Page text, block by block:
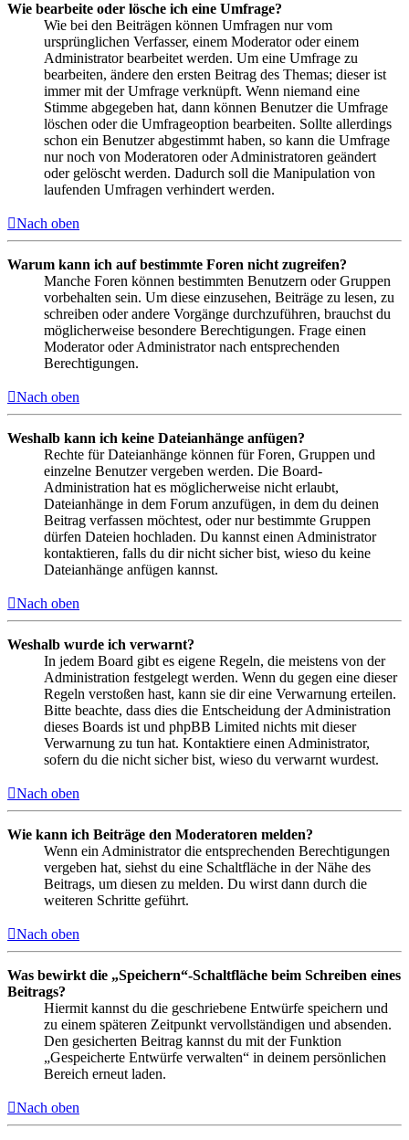
Wie bearbeite oder lösche ich eine Umfrage?
Wie bei den Beiträgen können Umfragen nur vom
ursprünglichen Verfasser, einem Moderator oder einem
Administrator bearbeitet werden. Um eine Umfrage zu
bearbeiten, ändere den ersten Beitrag des Themas; dieser ist
immer mit der Umfrage verknüpft. Wenn niemand eine
Stimme abgegeben hat, dann können Benutzer die Umfrage
löschen oder die Umfrageoption bearbeiten. Sollte allerdings
schon ein Benutzer abgestimmt haben, so kann die Umfrage
nur noch von Moderatoren oder Administratoren geändert
oder gelöscht werden. Dadurch soll die Manipulation von
laufenden Umfragen verhindert werden.
Nach oben
Warum kann ich auf bestimmte Foren nicht zugreifen?
Manche Foren können bestimmten Benutzern oder Gruppen
vorbehalten sein. Um diese einzusehen, Beiträge zu lesen, zu
schreiben oder andere Vorgänge durchzuführen, brauchst du
möglicherweise besondere Berechtigungen. Frage einen
Moderator oder Administrator nach entsprechenden
Berechtigungen.
Nach oben
Weshalb kann ich keine Dateianhänge anfügen?
Rechte für Dateianhänge können für Foren, Gruppen und
einzelne Benutzer vergeben werden. Die Board-
Administration hat es möglicherweise nicht erlaubt,
Dateianhänge in dem Forum anzufügen, in dem du deinen
Beitrag verfassen möchtest, oder nur bestimmte Gruppen
dürfen Dateien hochladen. Du kannst einen Administrator
kontaktieren, falls du dir nicht sicher bist, wieso du keine
Dateianhänge anfügen kannst.
Nach oben
Weshalb wurde ich verwarnt?
In jedem Board gibt es eigene Regeln, die meistens von der
Administration festgelegt werden. Wenn du gegen eine dieser
Regeln verstoßen hast, kann sie dir eine Verwarnung erteilen.
Bitte beachte, dass dies die Entscheidung der Administration
dieses Boards ist und phpBB Limited nichts mit dieser
Verwarnung zu tun hat. Kontaktiere einen Administrator,
sofern du die nicht sicher bist, wieso du verwarnt wurdest.
Nach oben
Wie kann ich Beiträge den Moderatoren melden?
Wenn ein Administrator die entsprechenden Berechtigungen
vergeben hat, siehst du eine Schaltfläche in der Nähe des
Beitrags, um diesen zu melden. Du wirst dann durch die
weiteren Schritte geführt.
Nach oben
Was bewirkt die „Speichern“-Schaltfläche beim Schreiben eines
Beitrags?
Hiermit kannst du die geschriebene Entwürfe speichern und
zu einem späteren Zeitpunkt vervollständigen und absenden.
Den gesicherten Beitrag kannst du mit der Funktion
„Gespeicherte Entwürfe verwalten“ in deinem persönlichen
Bereich erneut laden.
Nach oben